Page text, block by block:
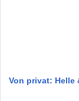
Von privat: Helle